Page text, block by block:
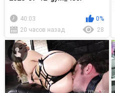
40:03
0%
20 часов назад
28